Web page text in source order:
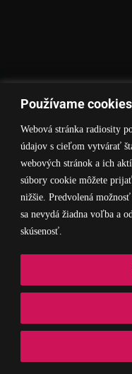
Používame cookies
Webová stránka radiosity
údajov s cieľom vytvárať
webových stránok a ich
súbory cookie môžete
nižšie. Predvolená
sa nevydá žiadna voľba a
skúsenosť.